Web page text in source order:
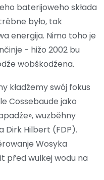
baterijoweho składa
było, tak
energija. Nimo toho je
- hižo 2002 bu
wobškodźena.
kładźemy swój fokus
Cossebaude jako
wuzběhny
Dirk Hilbert (FDP).
Wosyka
před wulkej wodu na